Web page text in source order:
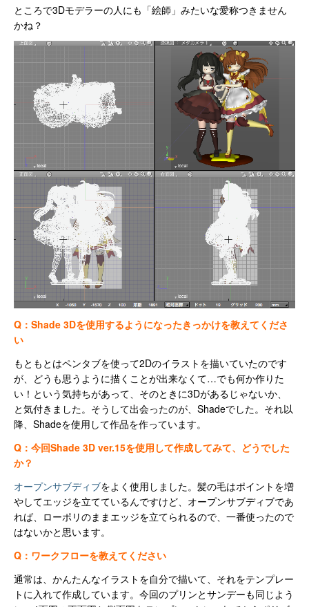
ところで3Dモデラーの人にも「絵師」みたいな愛称つきません
かね？
Q：Shade 3Dを使用するようになったきっかけを教えてくださ
い
もともとはペンタブを使って2Dのイラストを描いていたのです
が、どうも思うように描くことが出来なくて…でも何か作りた
い！という気持ちがあって、そのときに3Dがあるじゃないか、
と気付きました。そうして出会ったのが、Shadeでした。それ以
降、Shadeを使用して作品を作っています。
Q：今回Shade 3D ver.15を使用して作成してみて、どうでした
か？
オープンサブディブをよく使用しました。髪の毛はポイントを増
やしてエッジを立てているんですけど、オープンサブディブであ
れば、ローポリのままエッジを立てられるので、一番使ったので
はないかと思います。
Q：ワークフローを教えてください
通常は、かんたんなイラストを自分で描いて、それをテンプレー
トに入れて作成しています。今回のプリンとサンデーも同じよう